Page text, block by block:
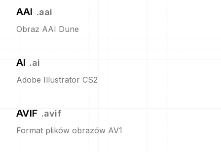
AAI .aai
Obraz AAI Dune
AI .ai
Adobe Illustrator CS2
AVIF .avif
Format plików obrazów AV1